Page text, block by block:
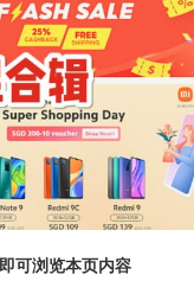
即可浏览本页内容